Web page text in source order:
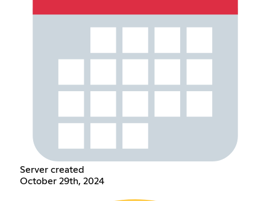
Server created
October 29th, 2024